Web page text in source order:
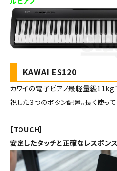
KAWAI ES120
カワイの電子ピアノ最軽量級11kg
視した3つのボタン配置。長く使っ
【TOUCH】
安定したタッチと正確なレスポンス